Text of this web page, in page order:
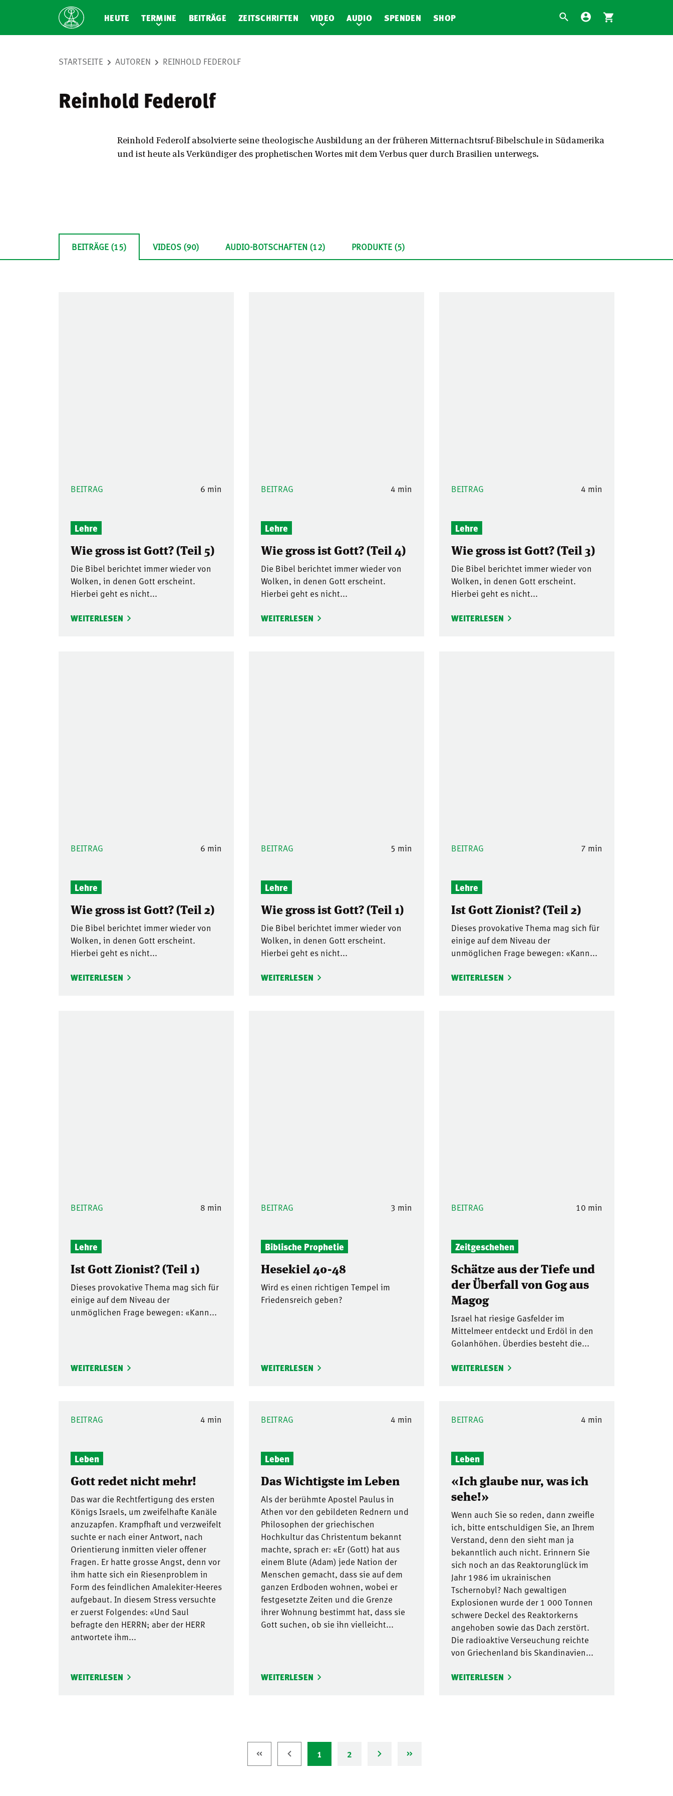
HEUTE TERMINE BEITRÄGE ZEITSCHRIFTEN VIDEO AUDIO SPENDEN SHOP
STARTSEITE AUTOREN REINHOLD FEDEROLF
Reinhold Federolf
Reinhold Federolf absolvierte seine theologische Ausbildung an der früheren Mitternachtsruf-Bibelschule in Südamerika
und ist heute als Verkündiger des prophetischen Wortes mit dem Verbus quer durch Brasilien unterwegs.
BEITRÄGE (15) VIDEOS (90) AUDIO-BOTSCHAFTEN (12) PRODUKTE (5)
BEITRAG 6 min
Lehre
Wie gross ist Gott? (Teil 5)
Die Bibel berichtet immer wieder von
Wolken, in denen Gott erscheint.
Hierbei geht es nicht...
WEITERLESEN
BEITRAG 4 min
Lehre
Wie gross ist Gott? (Teil 4)
Die Bibel berichtet immer wieder von
Wolken, in denen Gott erscheint.
Hierbei geht es nicht...
WEITERLESEN
BEITRAG 4 min
Lehre
Wie gross ist Gott? (Teil 3)
Die Bibel berichtet immer wieder von
Wolken, in denen Gott erscheint.
Hierbei geht es nicht...
WEITERLESEN
BEITRAG 6 min
Lehre
Wie gross ist Gott? (Teil 2)
Die Bibel berichtet immer wieder von
Wolken, in denen Gott erscheint.
Hierbei geht es nicht...
WEITERLESEN
BEITRAG 5 min
Lehre
Wie gross ist Gott? (Teil 1)
Die Bibel berichtet immer wieder von
Wolken, in denen Gott erscheint.
Hierbei geht es nicht...
WEITERLESEN
BEITRAG 7 min
Lehre
Ist Gott Zionist? (Teil 2)
Dieses provokative Thema mag sich für
einige auf dem Niveau der
unmöglichen Frage bewegen: «Kann...
WEITERLESEN
BEITRAG 8 min
Lehre
Ist Gott Zionist? (Teil 1)
Dieses provokative Thema mag sich für
einige auf dem Niveau der
unmöglichen Frage bewegen: «Kann...
WEITERLESEN
BEITRAG 3 min
Biblische Prophetie
Hesekiel 40-48
Wird es einen richtigen Tempel im
Friedensreich geben?
WEITERLESEN
BEITRAG 10 min
Zeitgeschehen
Schätze aus der Tiefe und
der Überfall von Gog aus
Magog
Israel hat riesige Gasfelder im
Mittelmeer entdeckt und Erdöl in den
Golanhöhen. Überdies besteht die...
WEITERLESEN
BEITRAG 4 min
Leben
Gott redet nicht mehr!
Das war die Rechtfertigung des ersten
Königs Israels, um zweifelhafte Kanäle
anzuzapfen. Krampfhaft und verzweifelt
suchte er nach einer Antwort, nach
Orientierung inmitten vieler offener
Fragen. Er hatte grosse Angst, denn vor
ihm hatte sich ein Riesenproblem in
Form des feindlichen Amalekiter-Heeres
aufgebaut. In diesem Stress versuchte
er zuerst Folgendes: «Und Saul
befragte den HERRN; aber der HERR
antwortete ihm...
WEITERLESEN
BEITRAG 4 min
Leben
Das Wichtigste im Leben
Als der berühmte Apostel Paulus in
Athen vor den gebildeten Rednern und
Philosophen der griechischen
Hochkultur das Christentum bekannt
machte, sprach er: «Er (Gott) hat aus
einem Blute (Adam) jede Nation der
Menschen gemacht, dass sie auf dem
ganzen Erdboden wohnen, wobei er
festgesetzte Zeiten und die Grenze
ihrer Wohnung bestimmt hat, dass sie
Gott suchen, ob sie ihn vielleicht...
WEITERLESEN
BEITRAG 4 min
Leben
«Ich glaube nur, was ich
sehe!»
Wenn auch Sie so reden, dann zweifle
ich, bitte entschuldigen Sie, an Ihrem
Verstand, denn den sieht man ja
bekanntlich auch nicht. Erinnern Sie
sich noch an das Reaktorunglück im
Jahr 1986 im ukrainischen
Tschernobyl? Nach gewaltigen
Explosionen wurde der 1 000 Tonnen
schwere Deckel des Reaktorkerns
angehoben sowie das Dach zerstört.
Die radioaktive Verseuchung reichte
von Griechenland bis Skandinavien...
WEITERLESEN
1 2